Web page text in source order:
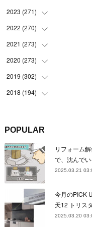
(21
(21
(21
(22
(23
(22
(23
(24
(22)
(22 )
(25)
2023 (271)
(22
(23
(23
(21
(24
(21)
(24)
(21)
(23)
2022 (270)
(23
(23
(22
(23
(23)
(22)
(24)
(21)
2021 (273)
(24
(23
(22
(23)
(22)
(23)
(24)
2020 (273)
(24
(22
(24)
(24)
(23)
(21)
(
2019 (302)
(23
(21)
(27)
(22)
(33)
( 28
2018 (194)
(32
(36)
)
(34)
( 8
POPULAR
リフォーム
で、沈んで
2025.03.21
今月のPICK
天12 トリスタ
2025.03.20